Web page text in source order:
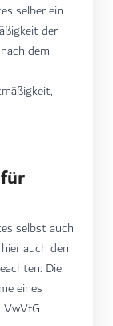
selber ein
der
dem
selbst auch
auch den
Die
eines